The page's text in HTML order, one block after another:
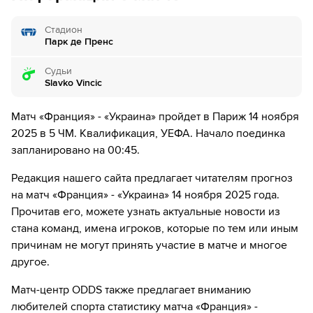
6´ Майкл Олисе нанес удар, но тот был заблокирован.
6´ Райан Шерки нанес удар, но тот был заблокирован.
оказывают медицинскую помощь на поле.
Райан Шерки из команды Франция разыграл угловой с
правого угла.
Куадио Коне нанес удар, но тот был заблокирован.
9´
Украина совершает вбрасывание на половине поля
противника
10´ Судья сигнализирует, что Богдан Михайличенко из
Олисе
Стадион
Парк де Пренс
Судьи
Slavko Vincic
Матч «Франция» - «Украина» пройдет в Париж 14 ноября
2025 в 5 ЧМ. Квалификация, УЕФА. Начало поединка
запланировано на 00:45.
Редакция нашего сайта предлагает читателям прогноз
на матч «Франция» - «Украина» 14 ноября 2025 года.
Прочитав его, можете узнать актуальные новости из
стана команд, имена игроков, которые по тем или иным
причинам не могут принять участие в матче и многое
другое.
Матч-центр ODDS также предлагает вниманию
любителей спорта статистику матча «Франция» -